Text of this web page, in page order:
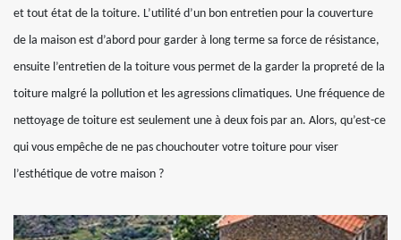
et tout état de la toiture. L’utilité d’un bon entretien pour la couverture
de la maison est d’abord pour garder à long terme sa force de résistance,
ensuite l’entretien de la toiture vous permet de la garder la propreté de la
toiture malgré la pollution et les agressions climatiques. Une fréquence de
nettoyage de toiture est seulement une à deux fois par an. Alors, qu’est-ce
qui vous empêche de ne pas chouchouter votre toiture pour viser
l’esthétique de votre maison ?